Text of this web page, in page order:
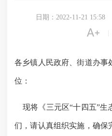
日期：2022-11-21 15:58

各乡镇人民政府、街道办事
位：
现将《三元区“十四五”
们，请认真组织实施，确保